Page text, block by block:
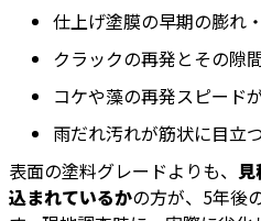
仕上げ塗膜の早期の膨れ
クラックの再発とその隙
コケや藻の再発スピード
雨だれ汚れが筋状に目立
表面の塗料グレードよりも、 見
込まれているかの方が、5年後